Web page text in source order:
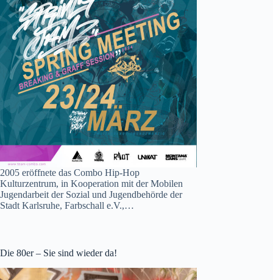
2005 eröffnete das Combo Hip-Hop
Kulturzentrum, in Kooperation mit der Mobilen
Jugendarbeit der Sozial und Jugendbehörde der
Stadt Karlsruhe, Farbschall e.V.,…
Die 80er – Sie sind wieder da!